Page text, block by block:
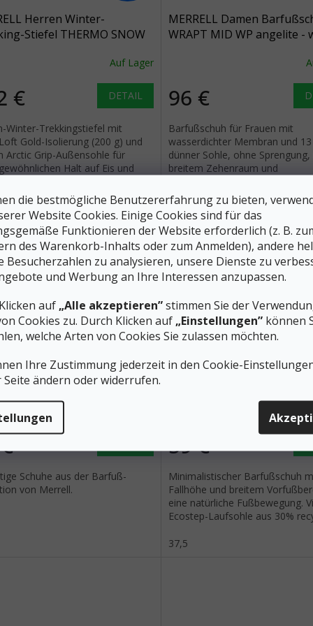
die bestmögliche Benutzererfahrung zu bieten,
Website Cookies. Einige Cookies sind für das
Funktionieren der Website erforderlich (z. B.
des Warenkorb-Inhalts oder zum Anmelden), andere
Besucherzahlen zu analysieren, unsere Dienste zu
und Werbung an Ihre Interessen anzupassen.
auf „Alle akzeptieren”stimmen Sie der
Cookies zu. Durch Klicken auf „Einstellungen” können
welche Arten von Cookies Sie zulassen möchten.
Ihre Zustimmung jederzeit in den Cookie-
Seite ändern oder widerrufen.
Herren Winter-
Stiefel THERMO SNOW
Auf Lager
€ DETAIL
Winter-Trekkingstiefel mit
Gold-Isolierung (200 g) und
Arctic Grip-Außensohle für
Halt auf Eis und
MERRELL Damen
WRAPT MID WP angelite -
96 €
Barfußschuh für Frauen mit
wasserdichter Membran und
dünner Sohle, ohne
breitem Zehenraum und
Bewegung.
38
157 €
–38 %
Herren Barfußschuhe
MID WP oliv/schwarz -
Schuhe aus der Barfuß-
von Merrell.
MERRELL Damen
59 €
Minimalistischer Barfußschuh
Fallhöhe und breitem
eine natürliche Fußbewegung.
Ecostep-Laufsohle aus 30%
37,5